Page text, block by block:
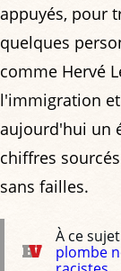
appuyés, pour
quelques
comme Hervé
l'immigration
aujourd'hui un
chiffres
sans failles.
À ce
plombe